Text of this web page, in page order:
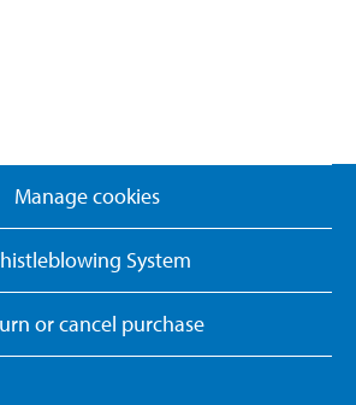
Manage cookies
System
or cancel purchase